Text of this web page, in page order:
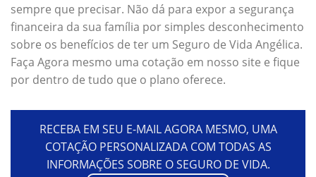
sempre que precisar. Não dá para expor a segurança
financeira da sua família por simples desconhecimento
sobre os benefícios de ter um Seguro de Vida Angélica.
Faça Agora mesmo uma cotação em nosso site e fique
por dentro de tudo que o plano oferece.
RECEBA EM SEU E-MAIL AGORA MESMO, UMA
COTAÇÃO PERSONALIZADA COM TODAS AS
INFORMAÇÕES SOBRE O SEGURO DE VIDA.